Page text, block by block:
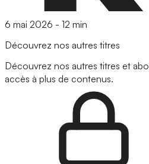
6 mai 2026 - 12 min
Découvrez nos autres titres
Découvrez nos autres titres et
accès à plus de contenus.